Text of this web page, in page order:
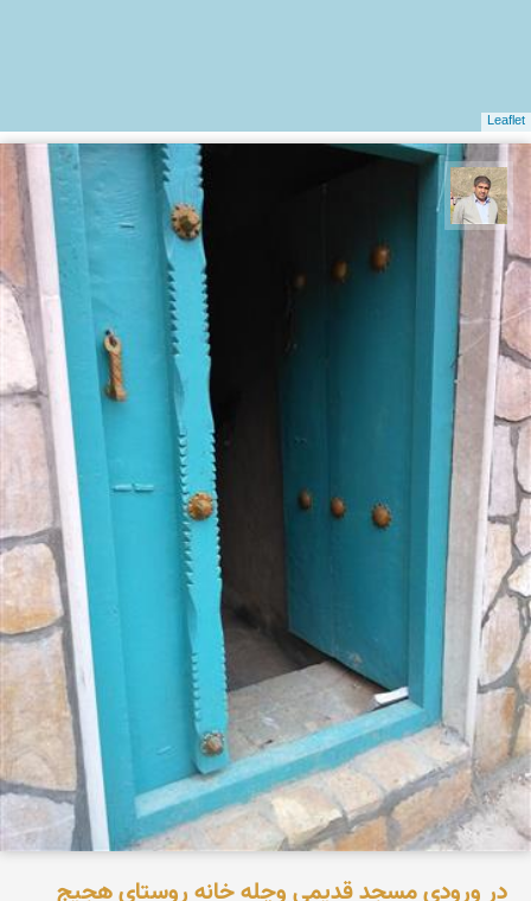
Leaflet
در ورودی مسجد قدیمی وچله خانه روستای هجیج